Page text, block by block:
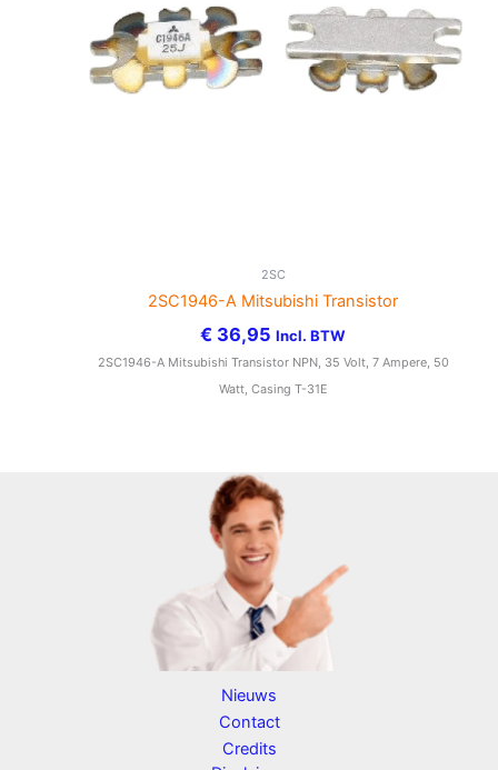
2SC
2SC1946-A Mitsubishi Transistor
€ 36,95 Incl. BTW
2SC1946-A Mitsubishi Transistor NPN, 35 Volt, 7 Ampere, 50
Watt, Casing T-31E
Nieuws
Contact
Credits